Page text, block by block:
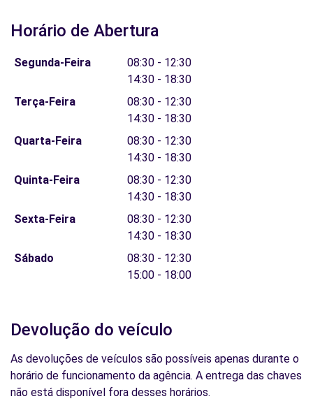
Horário de Abertura
Segunda-Feira
08:30 - 12:30
14:30 - 18:30
Terça-Feira
08:30 - 12:30
14:30 - 18:30
Quarta-Feira
08:30 - 12:30
14:30 - 18:30
Quinta-Feira
08:30 - 12:30
14:30 - 18:30
Sexta-Feira
08:30 - 12:30
14:30 - 18:30
Sábado
08:30 - 12:30
15:00 - 18:00
Devolução do veículo
As devoluções de veículos são possíveis apenas durante o
horário de funcionamento da agência. A entrega das chaves
não está disponível fora desses horários.